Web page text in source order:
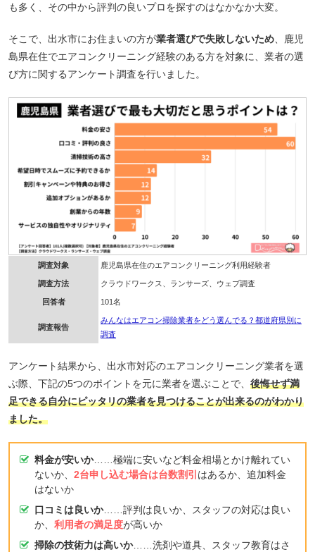
も多く、その中から評判の良いプロを探すのはなかなか大変。
そこで、出水市にお住まいの方が業者選びで失敗しないため 、鹿児
島県在住でエアコンクリーニング経験のある方を対象に、業者の選
び方に関するアンケート調査を行いました。
調査対象 鹿児島県在住のエアコンクリーニング利用経験者
調査方法 クラウドワークス、ランサーズ、ウェブ調査
回答者 101名
調査報告
みんなはエアコン掃除業者をどう選んでる？都道府県別に
調査
アンケート結果から、出水市対応のエアコンクリーニング業者を選
ぶ際、下記の5つのポイントを元に業者を選ぶことで、 後悔せず満
足できる自分にピッタリの業者を見つけることが出来るのがわかり
ました。
料金が安いか……極端に安いなど料金相場とかけ離れてい
ないか、 2台申し込む場合は台数割引はあるか、追加料金
はないか
口コミは良いか……評判は良いか、スタッフの対応は良い
か、 利用者の満足度が高いか
掃除の技術力は高いか……洗剤や道具、スタッフ教育はさ